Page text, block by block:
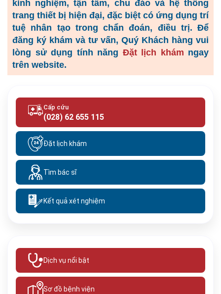
kinh nghiệm, tận tâm, chu đáo và hệ thống
trang thiết bị hiện đại, đặc biệt có ứng dụng trí
tuệ nhân tạo trong chẩn đoán, điều trị. Để
đăng ký khám và tư vấn, Quý Khách hàng vui
lòng sử dụng tính năng Đặt lịch khám ngay
trên website.
Cấp cứu
(028) 62 655 115
Đặt lịch khám
Tìm bác sĩ
Kết quả xét nghiệm
Dịch vụ nổi bật
Sơ đồ bệnh viện